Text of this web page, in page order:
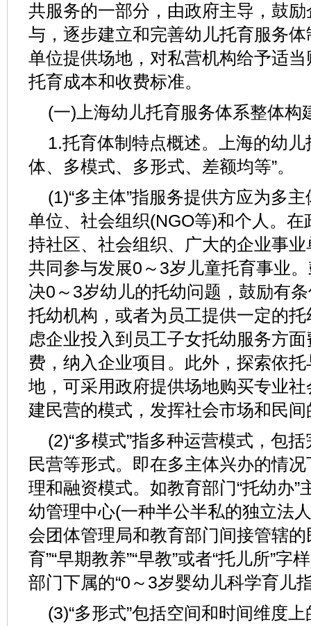
共服务的一部分，由政府主导，鼓
与，逐步建立和完善幼儿托育服务
单位提供场地，对私营机构给予适
托育成本和收费标准。
(一)上海幼儿托育服务体系整体构
1.托育体制特点概述。上海的幼
体、多模式、多形式、差额均等”。
(1)“多主体”指服务提供方应为多
单位、社会组织(NGO等)和个人。
持社区、社会组织、广大的企业事
共同参与发展0～3岁儿童托育事业
决0～3岁幼儿的托幼问题，鼓励有
托幼机构，或者为员工提供一定的
虑企业投入到员工子女托幼服务方
费，纳入企业项目。此外，探索依
地，可采用政府提供场地购买专业
建民营的模式，发挥社会市场和民
(2)“多模式”指多种运营模式，包
民营等形式。即在多主体兴办的情
理和融资模式。如教育部门“托幼办
幼管理中心(一种半公半私的独立法
会团体管理局和教育部门间接管辖的
育”“早期教养”“早教”或者“托儿所”
部门下属的“0～3岁婴幼儿科学育儿
(3)“多形式”包括空间和时间维度